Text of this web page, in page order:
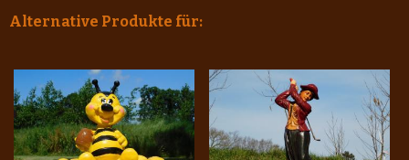
Alternative Produkte für: